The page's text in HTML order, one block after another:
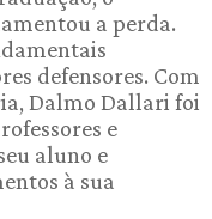
a perda.
defensores. Com
Dalmo Dallari foi
e
aluno e
à sua